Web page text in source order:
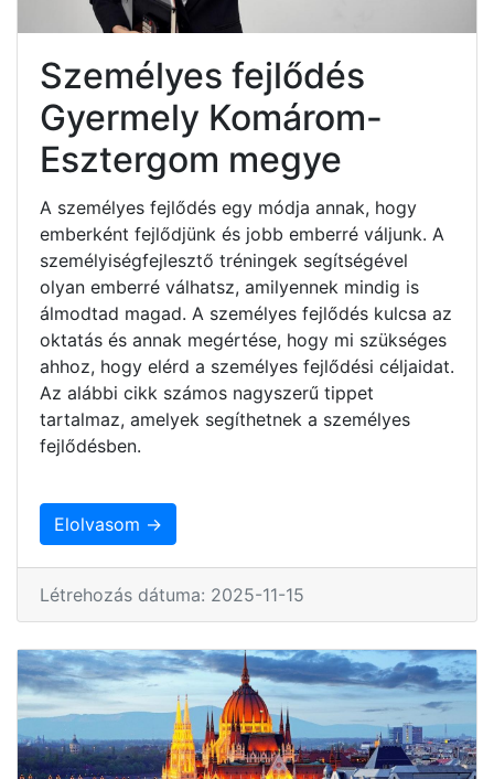
Személyes fejlődés
Gyermely Komárom-
Esztergom megye
A személyes fejlődés egy módja annak, hogy
emberként fejlődjünk és jobb emberré váljunk. A
személyiségfejlesztő tréningek segítségével
olyan emberré válhatsz, amilyennek mindig is
álmodtad magad. A személyes fejlődés kulcsa az
oktatás és annak megértése, hogy mi szükséges
ahhoz, hogy elérd a személyes fejlődési céljaidat.
Az alábbi cikk számos nagyszerű tippet
tartalmaz, amelyek segíthetnek a személyes
fejlődésben.
Elolvasom →
Létrehozás dátuma: 2025-11-15